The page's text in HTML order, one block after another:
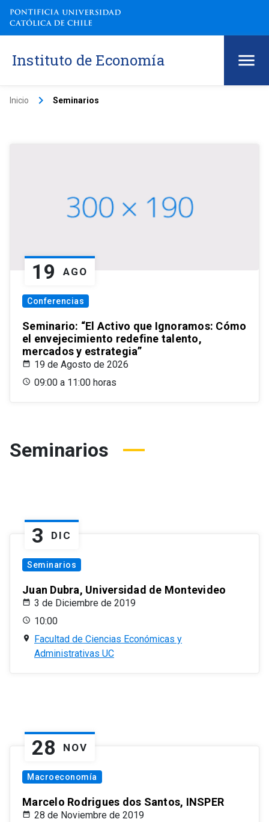
Instituto de Economía
Inicio keyboard_arrow_right Seminarios
19 AGO
Conferencias
Seminario: “El Activo que Ignoramos: Cómo
el envejecimiento redefine talento,
mercados y estrategia”
19 de Agosto de 2026
09:00 a 11:00 horas
Seminarios
3 DIC
Seminarios
Juan Dubra, Universidad de Montevideo
3 de Diciembre de 2019
10:00
Facultad de Ciencias Económicas y
Administrativas UC
28 NOV
Macroeconomía
Marcelo Rodrigues dos Santos, INSPER
28 de Noviembre de 2019